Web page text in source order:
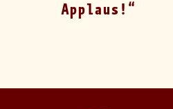
Applaus!